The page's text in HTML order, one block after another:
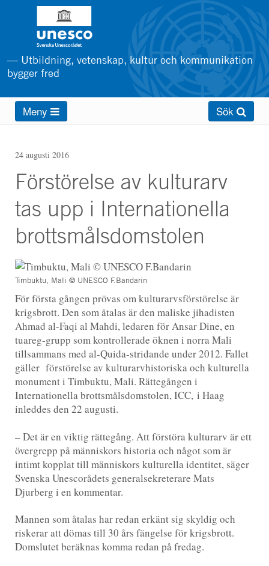
huvudinnehåll
— Utbildning, vetenskap, kultur och kommunikation
bygger fred
Main
menuMeny Sök
24 augusti 2016
Förstörelse av kulturarv
tas upp i Internationella
brottsmålsdomstolen
Timbuktu, Mali © UNESCO F.Bandarin
För första gången prövas om kulturarvsförstörelse är
krigsbrott. Den som åtalas är den maliske jihadisten
Ahmad al-Faqi al Mahdi, ledaren för Ansar Dine, en
tuareg-grupp som kontrollerade öknen i norra Mali
tillsammans med al-Quida-stridande under 2012. Fallet
gäller förstörelse av kulturarvhistoriska och kulturella
monument i Timbuktu, Mali. Rättegången i
Internationella brottsmålsdomstolen, ICC, i Haag
inleddes den 22 augusti.
– Det är en viktig rättegång. Att förstöra kulturarv är ett
övergrepp på människors historia och något som är
intimt kopplat till människors kulturella identitet, säger
Svenska Unescorådets generalsekreterare Mats
Djurberg i en kommentar.
Mannen som åtalas har redan erkänt sig skyldig och
riskerar att dömas till 30 års fängelse för krigsbrott.
Domslutet beräknas komma redan på fredag.